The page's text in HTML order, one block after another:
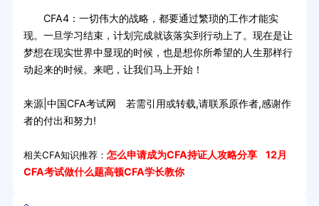
CFA4：一切伟大的战略，都要通过繁琐的工作才能实
现。一旦学习结束，计划完成就该落实到行动上了。现在是让
梦想在现实世界中显现的时候，也是想你所希望的人生那样行
动起来的时候。来吧，让我们马上开始！
来源|中国CFA考试网 若需引用或转载,请联系原作者,感谢作
者的付出和努力!
相关CFA知识推荐： 怎么申请成为CFA持证人攻略分享
12月
CFA考试做什么题高顿CFA学长教你